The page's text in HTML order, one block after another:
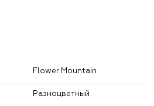
Flower Mountain
Разноцветный